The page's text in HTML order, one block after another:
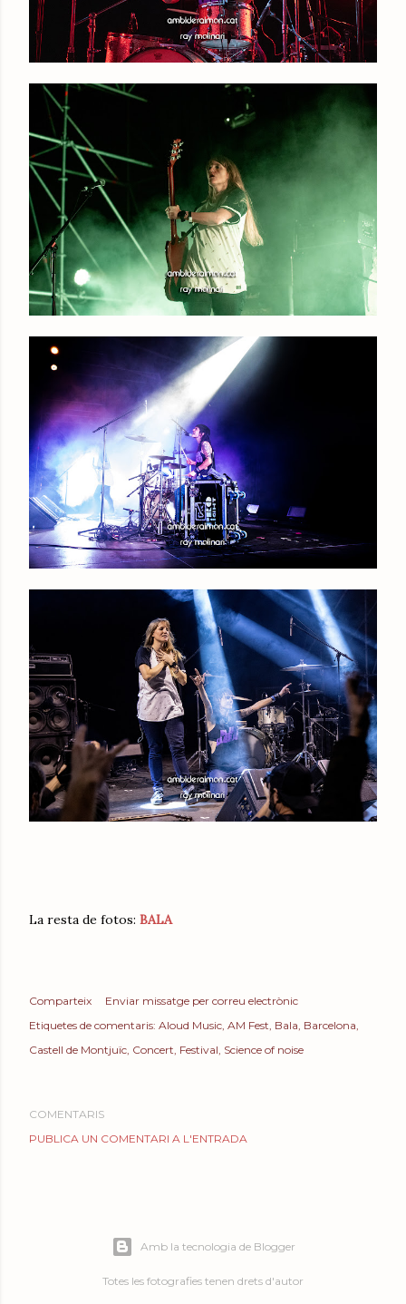
La resta de fotos: BALA
Comparteix
Enviar missatge per correu electrònic
Etiquetes de comentaris: Aloud Music AM Fest Bala Barcelona
Castell de Montjuïc Concert Festival Science of noise
COMENTARIS
PUBLICA UN COMENTARI A L'ENTRADA
Amb la tecnologia de Blogger
Totes les fotografies tenen drets d'autor